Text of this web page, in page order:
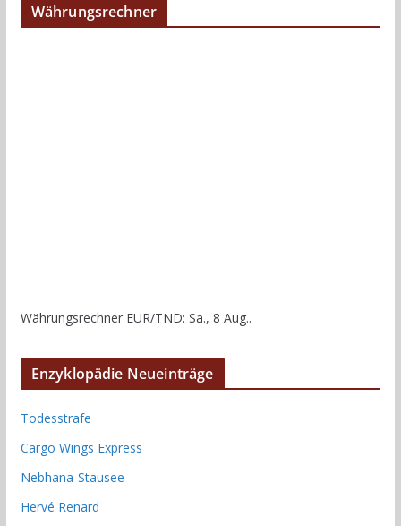
Währungsrechner
Währungsrechner EUR/TND: Sa., 8 Aug..
Enzyklopädie Neueinträge
Todesstrafe
Cargo Wings Express
Nebhana-Stausee
Hervé Renard